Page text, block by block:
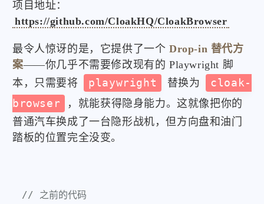
项目地址：
https://github.com/CloakHQ/CloakBrowser
最令人惊讶的是，它提供了一个 Drop-in 替代方
案——你几乎不需要修改现有的 Playwright 脚
本，只需要将
playwright 替换为
cloak-
browser
，就能获得隐身能力。这就像把你的
普通汽车换成了一台隐形战机，但方向盘和油门
踏板的位置完全没变。
// 之前的代码